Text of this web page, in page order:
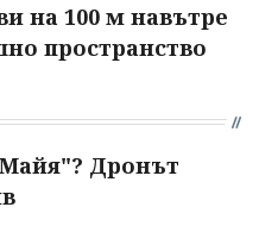
на 100 м навътре
пространство
Дронът